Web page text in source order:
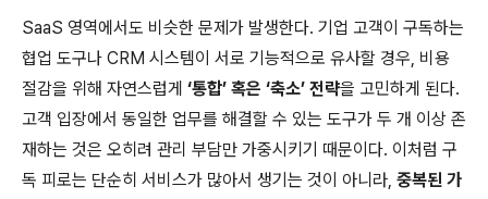
SaaS 영역에서도 비슷한 문제가 발생한다. 기업 고객이 구독하는
협업 도구나 CRM 시스템이 서로 기능적으로 유사할 경우, 비용
절감을 위해 자연스럽게 ‘통합’ 혹은 ‘축소’ 전략을 고민하게 된다.
고객 입장에서 동일한 업무를 해결할 수 있는 도구가 두 개 이상 존
재하는 것은 오히려 관리 부담만 가중시키기 때문이다. 이처럼 구
독 피로는 단순히 서비스가 많아서 생기는 것이 아니라, 중복된 가